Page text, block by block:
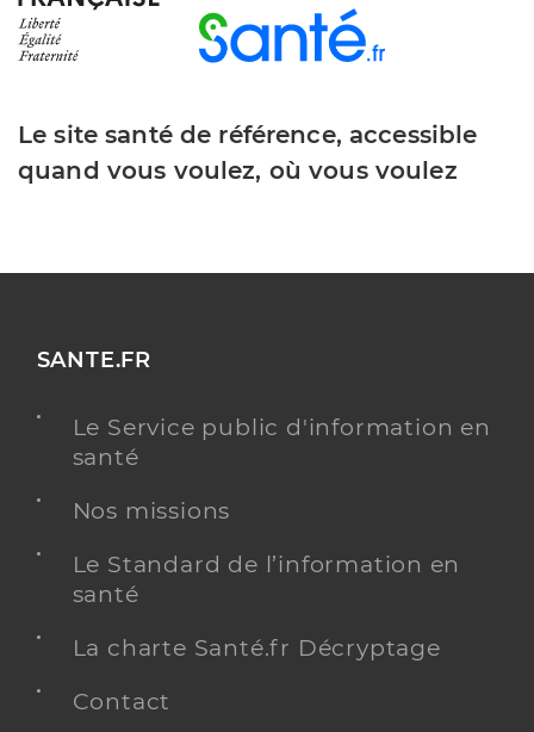
Le site santé de référence, accessible
quand vous voulez, où vous voulez
SANTE.FR
Le Service public d'information en
santé
Nos missions
Le Standard de l’information en
santé
La charte Santé.fr Décryptage
Contact